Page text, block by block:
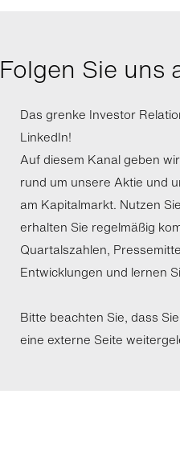
Folgen Sie uns
Das grenke Investor
LinkedIn!
Auf diesem Kanal geben
rund um unsere Aktie und
am Kapitalmarkt. Nutzen
erhalten Sie regelmäßig
Quartalszahlen,
Entwicklungen und lernen
Bitte beachten Sie, dass
eine externe Seite